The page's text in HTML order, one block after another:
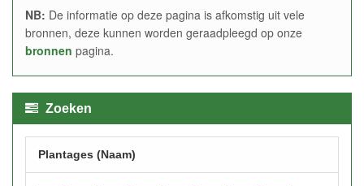
NB: De informatie op deze pagina is afkomstig uit vele
bronnen, deze kunnen worden geraadpleegd op onze
bronnen pagina.
Zoeken
Plantages (Naam)